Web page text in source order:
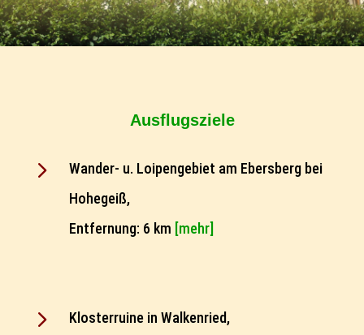
Ausflugsziele
5
Wander- u. Loipengebiet am Ebersberg bei
Hohegeiß,
Entfernung: 6 km [mehr]
5
Klosterruine in Walkenried,